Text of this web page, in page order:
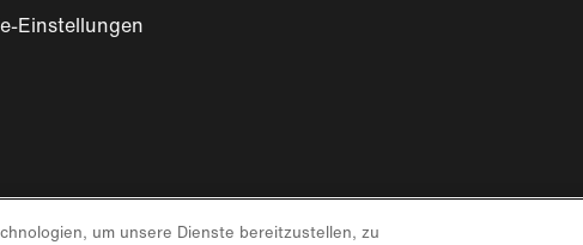
Einstellungen
um unsere Dienste bereitzustellen, zu